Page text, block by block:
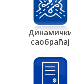
саобраћај